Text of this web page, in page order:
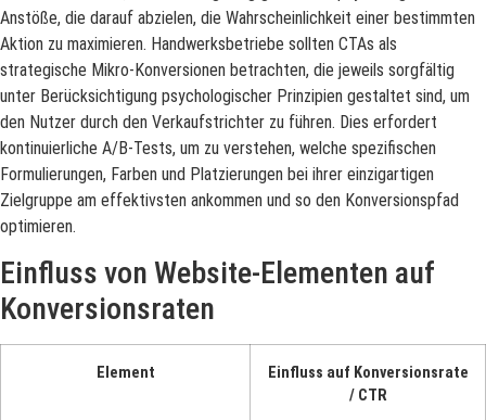
Anstöße, die darauf abzielen, die Wahrscheinlichkeit einer bestimmten
Aktion zu maximieren. Handwerksbetriebe sollten CTAs als
strategische Mikro-Konversionen betrachten, die jeweils sorgfältig
unter Berücksichtigung psychologischer Prinzipien gestaltet sind, um
den Nutzer durch den Verkaufstrichter zu führen. Dies erfordert
kontinuierliche A/B-Tests, um zu verstehen, welche spezifischen
Formulierungen, Farben und Platzierungen bei ihrer einzigartigen
Zielgruppe am effektivsten ankommen und so den Konversionspfad
optimieren.
Einfluss von Website-Elementen auf
Konversionsraten
Element
Einfluss auf Konversionsrate
/ CTR